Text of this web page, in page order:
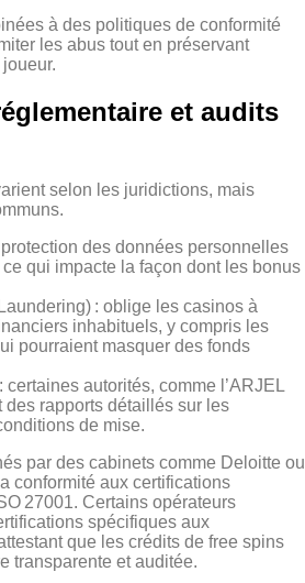
à des politiques de conformité
les abus tout en préservant
et audits
selon les juridictions, mais
des données personnelles
ce qui impacte la façon dont les bonus
: oblige les casinos à
inhabituels, y compris les
pourraient masquer des fonds
certaines autorités, comme l’ARJEL
des rapports détaillés sur les
de mise.
par des cabinets comme Deloitte ou
conformité aux certifications
27001. Certains opérateurs
spécifiques aux
que les crédits de free spins
transparente et auditée.